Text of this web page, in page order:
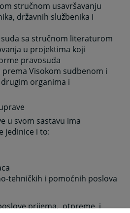
stručnom usavršavanju
državnih službenika i
sa stručnom literaturom
u projektima koji
pravosuđa
prema Visokom sudbenom i
organima i
u svom sastavu ima
jedinice i to:
tehničkih i pomoćnih poslova
prijema, otpreme i